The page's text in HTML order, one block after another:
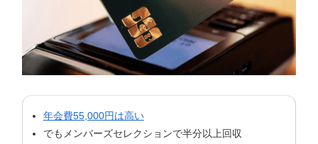
年会費55,000円は高い
でもメンバーズセレクションで半分以上回収